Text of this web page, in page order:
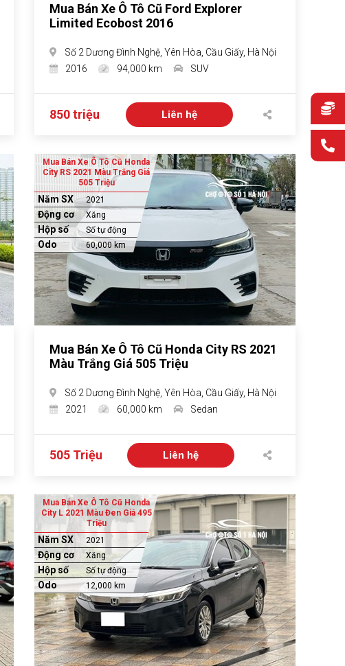
Mua Bán Xe Ô Tô Cũ Ford Explorer
Limited Ecobost 2016
Số 2 Dương Đình Nghệ, Yên Hòa, Cầu Giấy, Hà Nội
2016
94,000 km SUV
850 triệu Liên hệ
Mua Bán Xe Ô Tô Cũ Honda
City RS 2021 Màu Trắng Giá
505 Triệu
Năm SX 2021
Động cơ Xăng
Hộp số Số tự động
Odo 60,000 km
Mua Bán Xe Ô Tô Cũ Honda City RS 2021
Màu Trắng Giá 505 Triệu
Số 2 Dương Đình Nghệ, Yên Hòa, Cầu Giấy, Hà Nội
2021
60,000 km Sedan
505 Triệu Liên hệ
Mua Bán Xe Ô Tô Cũ Honda
City L 2021 Màu Đen Giá 495
Triệu
Năm SX 2021
Động cơ Xăng
Hộp số Số tự động
Odo 12,000 km